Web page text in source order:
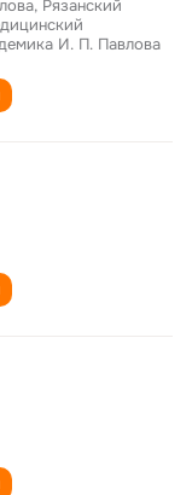
Рязанский
И. П. Павлова